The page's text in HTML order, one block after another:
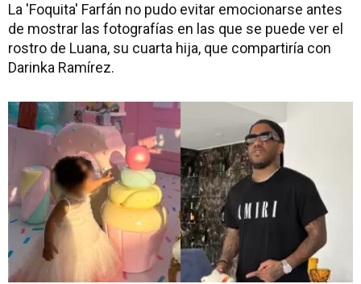
La 'Foquita' Farfán no pudo evitar emocionarse antes
de mostrar las fotografías en las que se puede ver el
rostro de Luana, su cuarta hija, que compartiría con
Darinka Ramírez.